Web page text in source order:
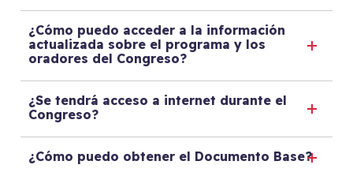
¿Cómo puedo acceder a la información
actualizada sobre el programa y los
oradores del Congreso?
¿Se tendrá acceso a internet durante el
Congreso?
¿Cómo puedo obtener el Documento Base?